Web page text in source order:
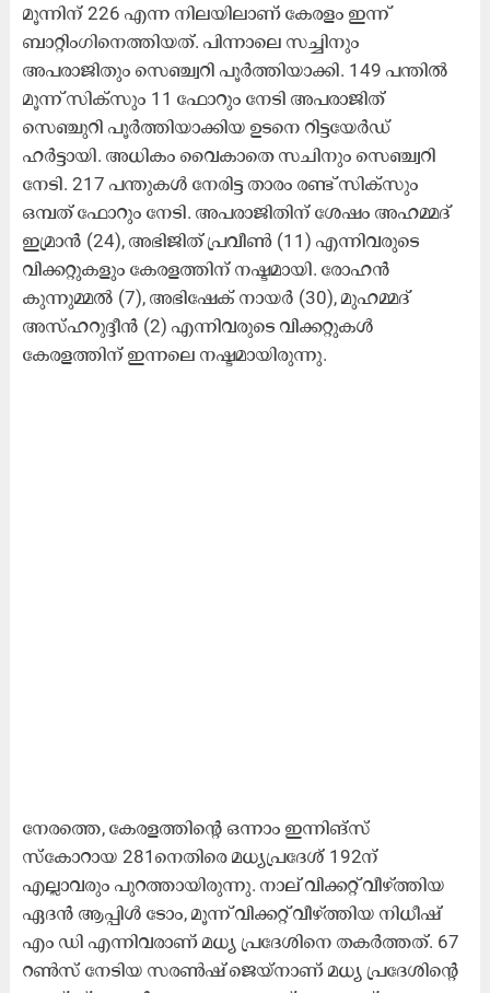
മൂന്നിന് 226 എന്ന നിലയിലാണ് കേരളം ഇന്ന്
ബാറ്റിംഗിനെത്തിയത്. പിന്നാലെ സച്ചിനും
അപരാജിതും സെഞ്ച്വറി പൂര്‍ത്തിയാക്കി. 149 പന്തില്‍
മൂന്ന് സിക്‌സും 11 ഫോറും നേടി അപരാജിത്
സെഞ്ചുറി പൂര്‍ത്തിയാക്കിയ ഉടനെ റിട്ടയേര്‍ഡ്
ഹര്‍ട്ടായി. അധികം വൈകാതെ സചിനും സെഞ്ച്വറി
നേടി. 217 പന്തുകള്‍ നേരിട്ട താരം രണ്ട് സിക്‌സും
ഒമ്പത് ഫോറും നേടി. അപരാജിതിന് ശേഷം അഹമ്മദ്
ഇമ്രാന്‍ (24), അഭിജിത് പ്രവീണ്‍ (11) എന്നിവരുടെ
വിക്കറ്റുകളും കേരളത്തിന് നഷ്ടമായി. രോഹന്‍
കുന്നുമ്മല്‍ (7), അഭിഷേക് നായര്‍ (30), മുഹമ്മദ്
അസ്ഹറുദ്ദീന്‍ (2) എന്നിവരുടെ വിക്കറ്റുകള്‍
കേരളത്തിന് ഇന്നലെ നഷ്ടമായിരുന്നു.
നേരത്തെ, കേരളത്തിന്റെ ഒന്നാം ഇന്നിങ്സ്
സ്‌കോറായ 281നെതിരെ മധ്യപ്രദേശ് 192ന്
എല്ലാവരും പുറത്തായിരുന്നു. നാല് വിക്കറ്റ് വീഴ്ത്തിയ
ഏദന്‍ ആപ്പിള്‍ ടോം, മൂന്ന് വിക്കറ്റ് വീഴ്ത്തിയ നിധീഷ്
എം ഡി എന്നിവരാണ് മധ്യ പ്രദേശിനെ തകര്‍ത്തത്. 67
റണ്‍സ് നേടിയ സരണ്‍ഷ് ജെയ്‌നാണ് മധ്യ പ്രദേശിന്റെ